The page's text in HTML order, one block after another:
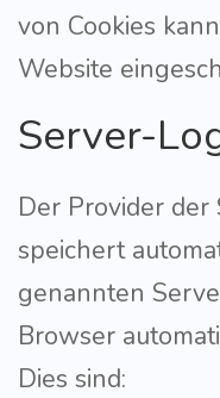
von Cookies
Website
Server-
Der Provider
speichert
genannten
Browser
Dies sind: